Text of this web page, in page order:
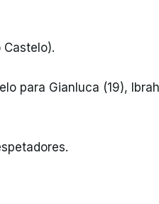
Castelo).
para Gianluca (19),